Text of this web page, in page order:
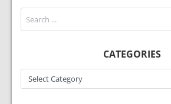
CATEGORIES
Categories